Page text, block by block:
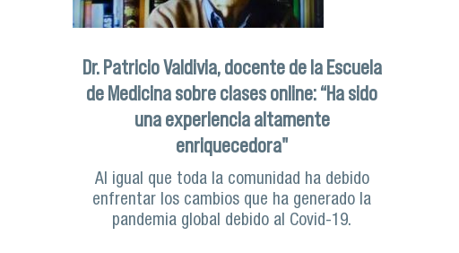
Dr. Patricio Valdivia, docente de la Escuela
de Medicina sobre clases online: “Ha sido
una experiencia altamente
enriquecedora"
Al igual que toda la comunidad ha debido
enfrentar los cambios que ha generado la
pandemia global debido al Covid-19.